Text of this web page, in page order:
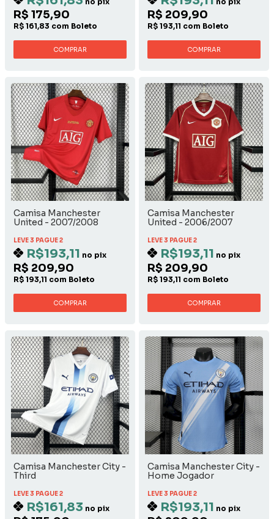
R$ 175,90
R$ 161,83 com Boleto
COMPRAR
R$ 209,90
R$ 193,11 com Boleto
COMPRAR
Camisa Manchester
United - 2007/2008
LEVE 3 PAGUE 2
R$193,11 no pix
R$ 209,90
R$ 193,11 com Boleto
COMPRAR
Camisa Manchester
United - 2006/2007
LEVE 3 PAGUE 2
R$193,11 no pix
R$ 209,90
R$ 193,11 com Boleto
COMPRAR
Camisa Manchester City -
Third
LEVE 3 PAGUE 2
R$161,83 no pix
Camisa Manchester City -
Home Jogador
LEVE 3 PAGUE 2
R$193,11 no pix